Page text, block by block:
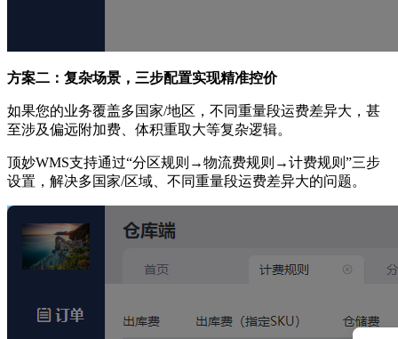
方案二：复杂场景，三步配置实现精准控价
如果您的业务覆盖多国家/地区，不同重量段运费差异大，甚
至涉及偏远附加费、体积重取大等复杂逻辑。
顶妙WMS支持通过“分区规则→物流费规则→计费规则”三步
设置，解决多国家/区域、不同重量段运费差异大的问题。